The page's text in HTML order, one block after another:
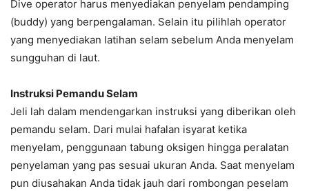
Dive operator harus menyediakan penyelam pendamping
(buddy) yang berpengalaman. Selain itu pilihlah operator
yang menyediakan latihan selam sebelum Anda menyelam
sungguhan di laut.
Instruksi Pemandu Selam
Jeli lah dalam mendengarkan instruksi yang diberikan oleh
pemandu selam. Dari mulai hafalan isyarat ketika
menyelam, penggunaan tabung oksigen hingga peralatan
penyelaman yang pas sesuai ukuran Anda. Saat menyelam
pun diusahakan Anda tidak jauh dari rombongan peselam